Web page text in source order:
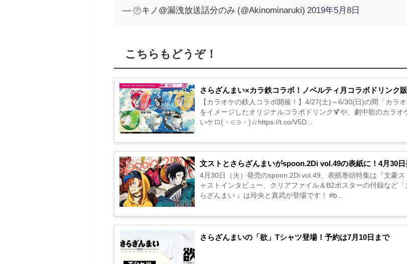
— ㋐キノ@漏洩放送話分のみ (@Akinominaruki) 2019年5月8日
こちらもどうぞ！
さらざんまい×カラ鉄コラボ！ノベルティ月コラボドリンク販
【カラオケの鉄人コラボ開催！】4/27(土)～6/30(日)の間「カラ
をイメージしたオリジナルコラボドリンク🍹や、劇中歌のカラ
いケロ(・∈∋・)☆https://t.co/V5D...
文ストとさらざんまいがspoon.2Di vol.49の表紙に！4月30日
4月30日（火）発売のspoon.2Di vol.49、表紙巻頭特集は『文豪
ャストインタビュー、クリアファイル＆B2ポスターの付録など
らざんまい 』は玲央と真武が登場です！ #b...
さらざんまいの「欲」Tシャツ登場！予約は7月10日まで